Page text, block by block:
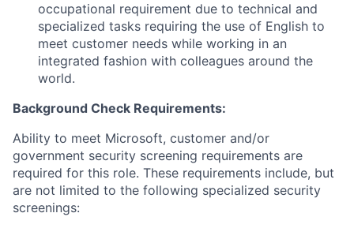
occupational requirement due to technical and
specialized tasks requiring the use of English to
meet customer needs while working in an
integrated fashion with colleagues around the
world.
Background Check Requirements:
Ability to meet Microsoft, customer and/or
government security screening requirements are
required for this role. These requirements include, but
are not limited to the following specialized security
screenings: